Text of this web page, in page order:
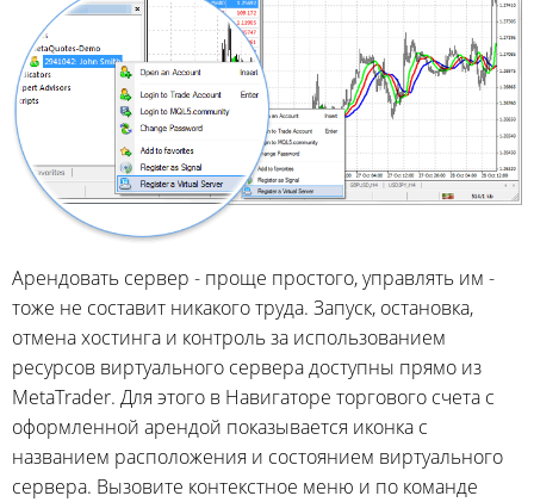
Арендовать сервер - проще простого, управлять им -
тоже не составит никакого труда. Запуск, остановка,
отмена хостинга и контроль за использованием
ресурсов виртуального сервера доступны прямо из
MetaTrader. Для этого в Навигаторе торгового счета с
оформленной арендой показывается иконка с
названием расположения и состоянием виртуального
сервера. Вызовите контекстное меню и по команде